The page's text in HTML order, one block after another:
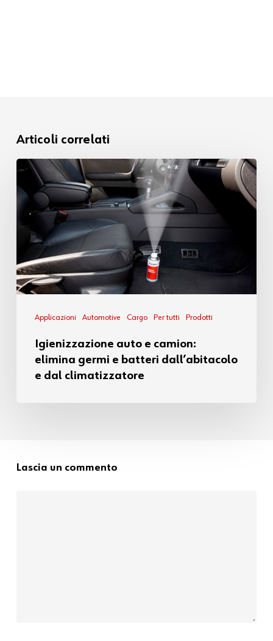
Articoli correlati
Applicazioni Automotive Cargo Per tutti Prodotti
Igienizzazione auto e camion:
elimina germi e batteri dall’abitacolo
e dal climatizzatore
Lascia un commento